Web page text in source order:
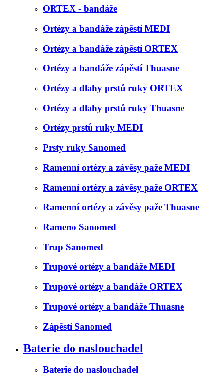
ORTEX - bandáže
Ortézy a bandáže zápěstí MEDI
Ortézy a bandáže zápěstí ORTEX
Ortézy a bandáže zápěstí Thuasne
Ortézy a dlahy prstů ruky ORTEX
Ortézy a dlahy prstů ruky Thuasne
Ortézy prstů ruky MEDI
Prsty ruky Sanomed
Ramenní ortézy a závěsy paže MEDI
Ramenní ortézy a závěsy paže ORTEX
Ramenní ortézy a závěsy paže Thuasne
Rameno Sanomed
Trup Sanomed
Trupové ortézy a bandáže MEDI
Trupové ortézy a bandáže ORTEX
Trupové ortézy a bandáže Thuasne
Zápěstí Sanomed
Baterie do naslouchadel
Baterie do naslouchadel